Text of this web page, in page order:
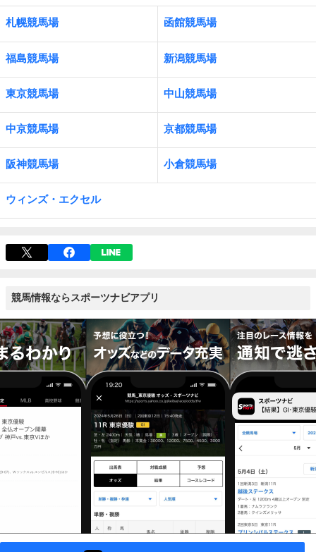
札幌競馬場 函館競馬場
福島競馬場 新潟競馬場
東京競馬場 中山競馬場
中京競馬場 京都競馬場
阪神競馬場 小倉競馬場
ウィンズ・エクセル
競馬情報ならスポーツナビアプリ